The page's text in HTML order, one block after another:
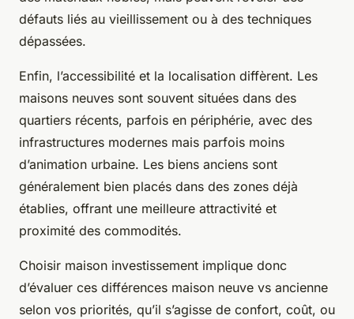
défauts liés au vieillissement ou à des techniques
dépassées.
Enfin, l’accessibilité et la localisation diffèrent. Les
maisons neuves sont souvent situées dans des
quartiers récents, parfois en périphérie, avec des
infrastructures modernes mais parfois moins
d’animation urbaine. Les biens anciens sont
généralement bien placés dans des zones déjà
établies, offrant une meilleure attractivité et
proximité des commodités.
Choisir maison investissement implique donc
d’évaluer ces différences maison neuve vs ancienne
selon vos priorités, qu’il s’agisse de confort, coût, ou